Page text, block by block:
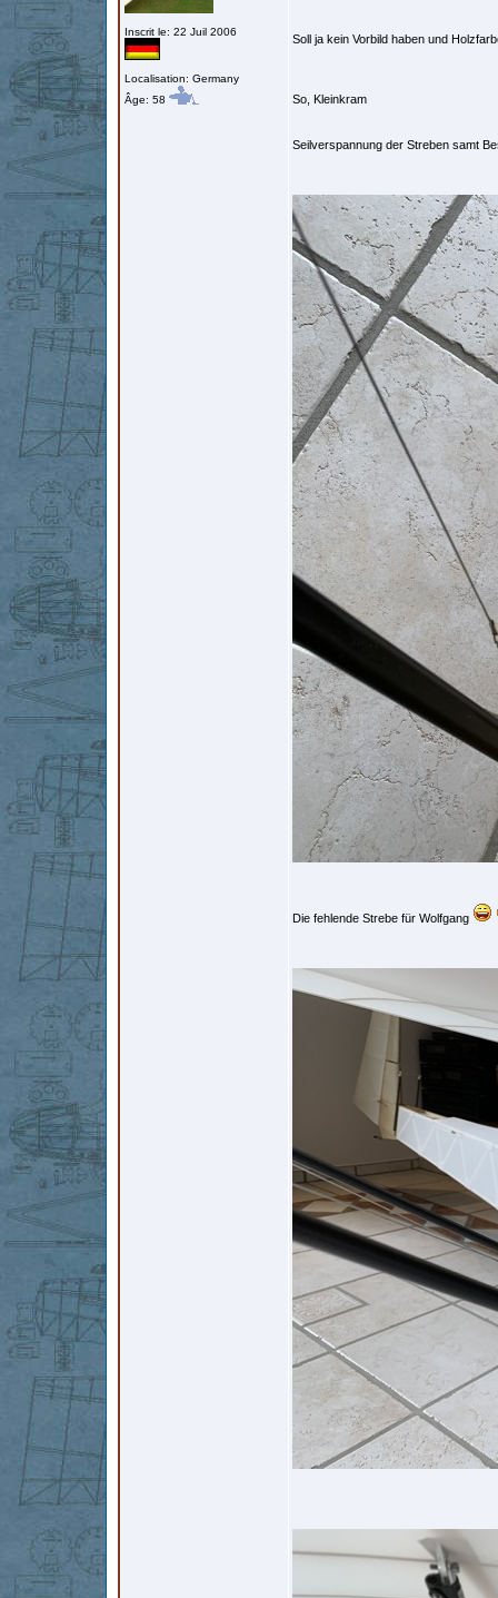
Inscrit le: 22 Juil 2006
Localisation: Germany
Âge: 58
Soll ja kein Vorbild haben und
So, Kleinkram
Seilverspannung der Streben samt
Die fehlende Strebe für Wolfgang